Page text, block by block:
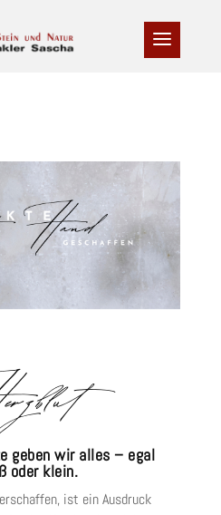
geben wir alles – egal
oder klein.
ist ein Ausdruck